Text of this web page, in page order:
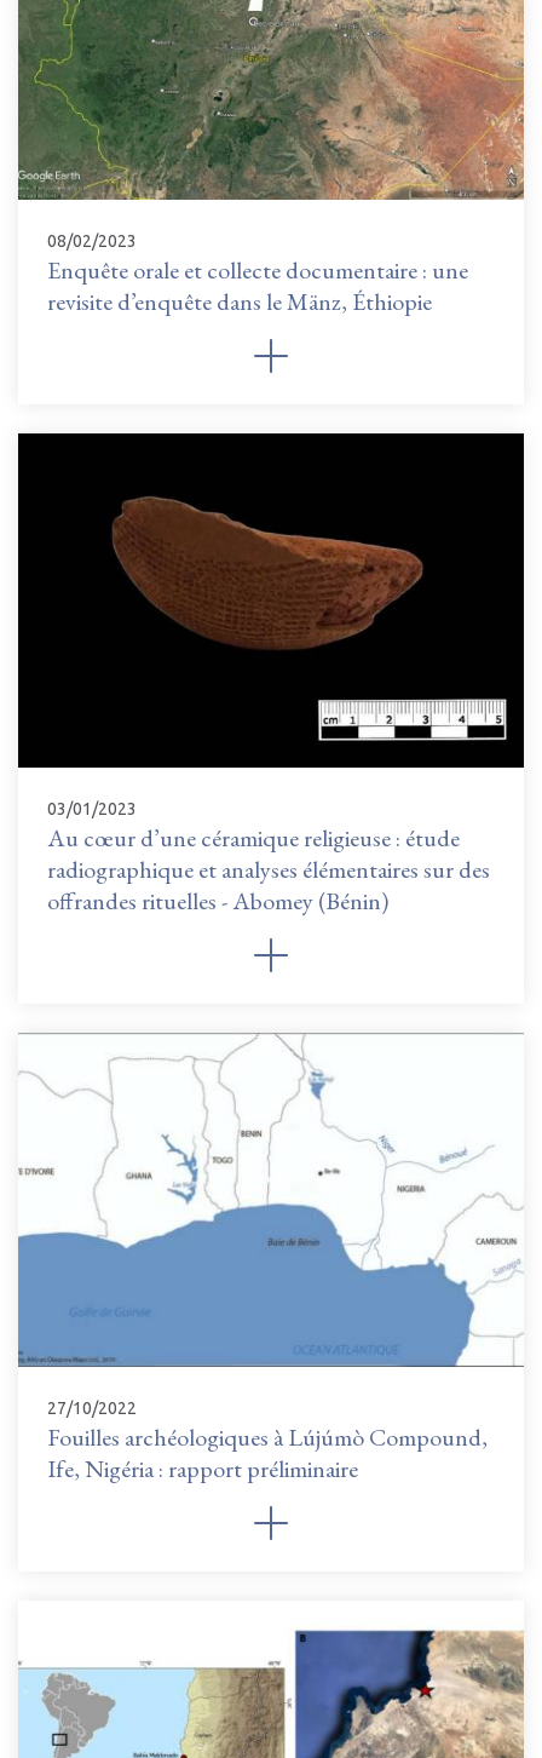
08/02/2023
Enquête orale et collecte documentaire : une
revisite d’enquête dans le Mänz, Éthiopie
03/01/2023
Au cœur d’une céramique religieuse : étude
radiographique et analyses élémentaires sur des
offrandes rituelles - Abomey (Bénin)
27/10/2022
Fouilles archéologiques à Lújúmò Compound,
Ife, Nigéria : rapport préliminaire